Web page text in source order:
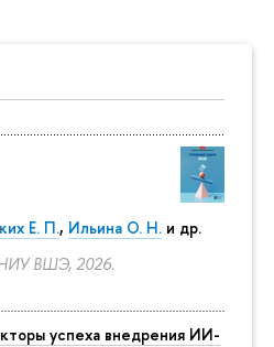
Е. П., Ильина О. Н. и др.
ВШЭ, 2026.
успеха внедрения ИИ-